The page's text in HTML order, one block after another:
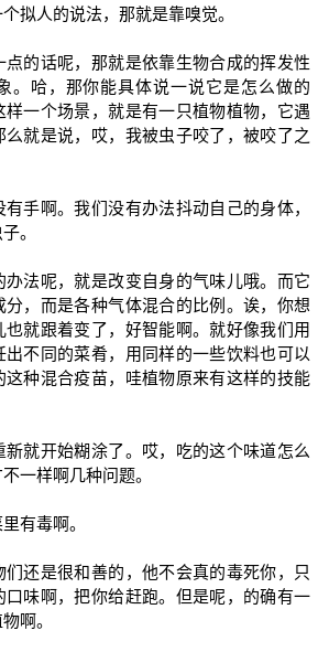
拟人的说法，那就是靠嗅觉。
的话呢，那就是依靠生物合成的挥发性
。哈，那你能具体说一说它是怎么做的
样一个场景，就是有一只植物植物，它遇
么就是说，哎，我被虫子咬了，被咬了之
手啊。我们没有办法抖动自己的身体，
。
办法呢，就是改变自身的气味儿哦。而它
分，而是各种气体混合的比例。诶，你想
就跟着变了，好智能啊。就好像我们用
出不同的菜肴，用同样的一些饮料也可以
这种混合疫苗，哇植物原来有这样的技能
就开始糊涂了。哎，吃的这个味道怎么
一样啊几种问题。
有毒啊。
还是很和善的，他不会真的毒死你，只
口味啊，把你给赶跑。但是呢，的确有一
啊。